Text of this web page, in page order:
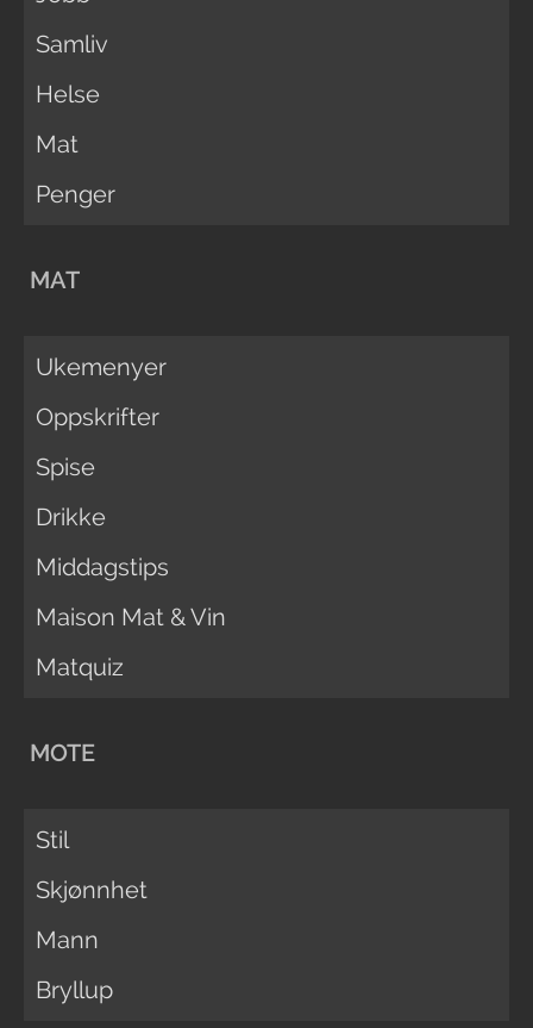
Samliv
Helse
Mat
Penger
MAT
Ukemenyer
Oppskrifter
Spise
Drikke
Middagstips
Maison Mat & Vin
Matquiz
MOTE
Stil
Skjønnhet
Mann
Bryllup